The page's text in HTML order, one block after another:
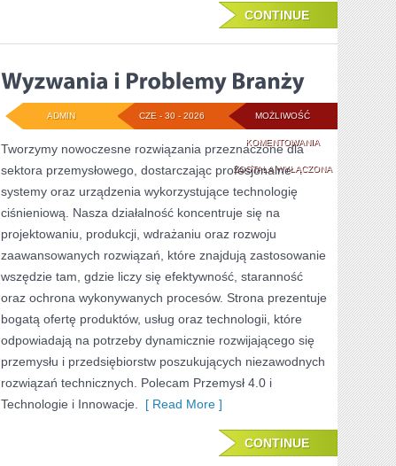
CONTINUE
MOŻLIWOŚĆ
KOMENTOWANIAWYZWANIA
I
PROBLEMY
BRANŻY
ZOSTAŁA WYŁĄCZONA
CZE - 30 - 2026
ADMIN
Tworzymy nowoczesne rozwiązania przeznaczone dla
sektora przemysłowego, dostarczając profesjonalne
systemy oraz urządzenia wykorzystujące technologię
ciśnieniową. Nasza działalność koncentruje się na
projektowaniu, produkcji, wdrażaniu oraz rozwoju
zaawansowanych rozwiązań, które znajdują zastosowanie
wszędzie tam, gdzie liczy się efektywność, staranność
oraz ochrona wykonywanych procesów. Strona prezentuje
bogatą ofertę produktów, usług oraz technologii, które
odpowiadają na potrzeby dynamicznie rozwijającego się
przemysłu i przedsiębiorstw poszukujących niezawodnych
rozwiązań technicznych. Polecam Przemysł 4.0 i
Technologie i Innowacje.
[ Read More ]
CONTINUE